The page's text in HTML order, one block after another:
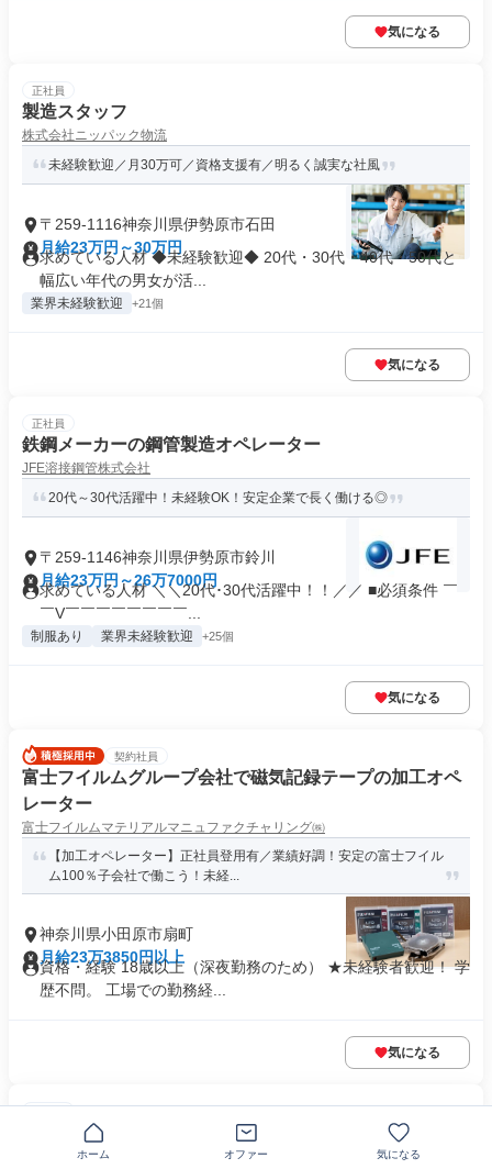
気になる
正社員
製造スタッフ
株式会社ニッパック物流
未経験歓迎／月30万可／資格支援有／明るく誠実な社風
〒259-1116神奈川県伊勢原市石田
月給23万円～30万円
求めている人材 ◆未経験歓迎◆ 20代・30代・40代・50代と
幅広い年代の男女が活...
業界未経験歓迎 +21個
気になる
正社員
鉄鋼メーカーの鋼管製造オペレーター
JFE溶接鋼管株式会社
20代～30代活躍中！未経験OK！安定企業で長く働ける◎
〒259-1146神奈川県伊勢原市鈴川
月給23万円～26万7000円
求めている人材 ＼＼20代･30代活躍中！！／／ ■必須条件 ￣
￣V￣￣￣￣￣￣￣￣...
制服あり 業界未経験歓迎 +25個
気になる
契約社員
富士フイルムグループ会社で磁気記録テープの加工オペ
レーター
富士フイルムマテリアルマニュファクチャリング㈱
【加工オペレーター】正社員登用有／業績好調！安定の富士フイル
ム100％子会社で働こう！未経...
神奈川県小田原市扇町
月給23万3850円以上
資格・経験 18歳以上（深夜勤務のため） ★未経験者歓迎！ 学
歴不問。 工場での勤務経...
気になる
金属資源のリサイクル工場スタッフ
神鋼商事株式会社
ホーム オファー 気になる